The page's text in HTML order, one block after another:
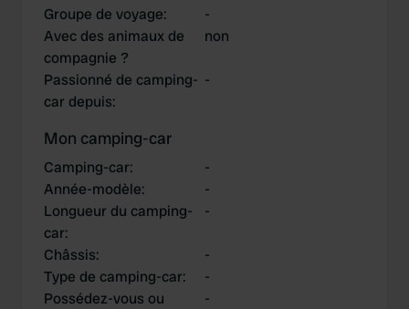
Groupe de voyage:
-
Avec des animaux de
compagnie ?
non
Passionné de camping-
car depuis:
-
Mon camping-car
Camping-car:
-
Année-modèle:
-
Longueur du camping-
car:
-
Châssis:
-
Type de camping-car:
-
Possédez-vous ou
-